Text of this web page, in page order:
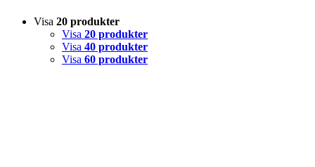
Visa 20 produkter
Visa 20 produkter
Visa 40 produkter
Visa 60 produkter